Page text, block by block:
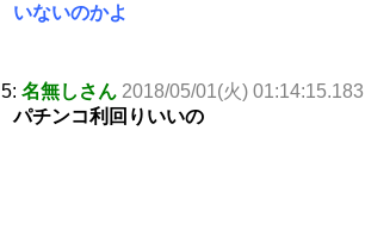
いないのかよ
5: 名無しさん 2018/05/01(火) 01:14:15.183
パチンコ利回りいいの